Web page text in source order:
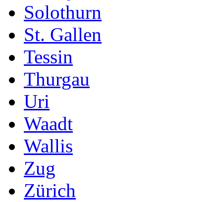
Solothurn
St. Gallen
Tessin
Thurgau
Uri
Waadt
Wallis
Zug
Zürich